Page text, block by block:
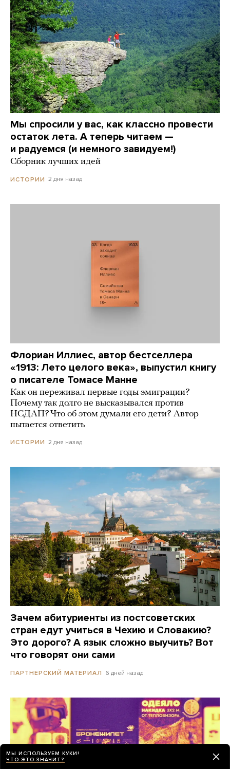
Мы спросили у вас, как классно провести
остаток лета. А теперь читаем —
и радуемся (и немного завидуем!)
Сборник лучших идей
ИСТОРИИ 2 дня назад
Флориан Иллиес, автор бестселлера
«1913: Лето целого века», выпустил книгу
о писателе Томасе Манне
Как он переживал первые годы эмиграции?
Почему так долго не высказывался против
НСДАП? Что об этом думали его дети? Автор
пытается ответить
ИСТОРИИ 2 дня назад
Зачем абитуриенты из постсоветских
стран едут учиться в Чехию и Словакию?
Это дорого? А язык сложно выучить? Вот
что говорят они сами
ПАРТНЕРСКИЙ МАТЕРИАЛ 6 дней назад
МЫ ИСПОЛЬЗУЕМ КУКИ!
ЧТО ЭТО ЗНАЧИТ?